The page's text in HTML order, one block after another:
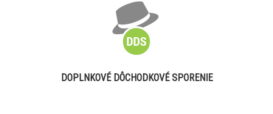
DOPLNKOVÉ DÔCHODKOVÉ SPORENIE